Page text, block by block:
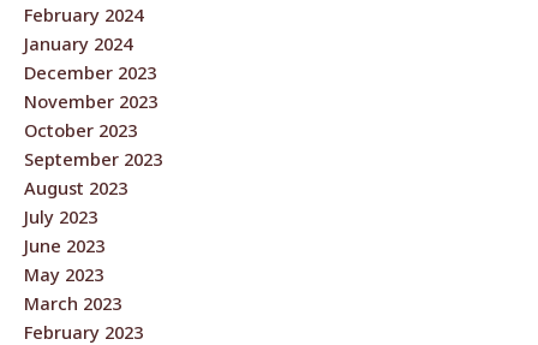
February 2024
January 2024
December 2023
November 2023
October 2023
September 2023
August 2023
July 2023
June 2023
May 2023
March 2023
February 2023